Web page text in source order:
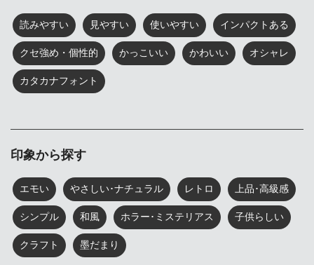
読みやすい 見やすい 使いやすい インパクトある
クセ強め・個性的 かっこいい かわいい オシャレ
カタカナフォント
印象から探す
エモい やさしい･ナチュラル レトロ 上品･高級感
シンプル 和風 ホラー･ミステリアス 子供らしい
クラフト 墨だまり